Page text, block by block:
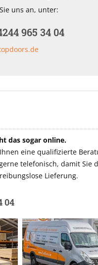
uns an, unter:
965 34 04
das sogar online.
eine qualifizierte
telefonisch, damit Sie
Lieferung.
04